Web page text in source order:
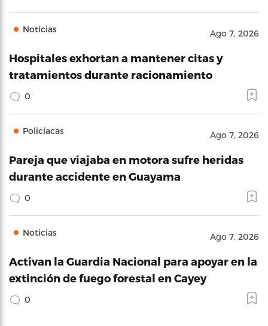
Noticias Ago 7, 2026
Hospitales exhortan a mantener citas y
tratamientos durante racionamiento
0
Policíacas Ago 7, 2026
Pareja que viajaba en motora sufre heridas
durante accidente en Guayama
0
Noticias Ago 7, 2026
Activan la Guardia Nacional para apoyar en la
extinción de fuego forestal en Cayey
0